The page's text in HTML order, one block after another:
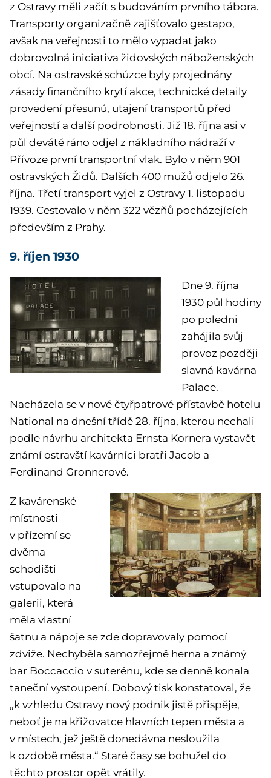
z Ostravy měli začít s budováním prvního tábora.
Transporty organizačně zajišťovalo gestapo,
avšak na veřejnosti to mělo vypadat jako
dobrovolná iniciativa židovských náboženských
obcí. Na ostravské schůzce byly projednány
zásady finančního krytí akce, technické detaily
provedení přesunů, utajení transportů před
veřejností a další podrobnosti. Již 18. října asi v
půl deváté ráno odjel z nákladního nádraží v
Přívoze první transportní vlak. Bylo v něm 901
ostravských Židů. Dalších 400 mužů odjelo 26.
října. Třetí transport vyjel z Ostravy 1. listopadu
1939. Cestovalo v něm 322 vězňů pocházejících
především z Prahy.
9. říjen 1930
Dne 9. října
1930 půl hodiny
po poledni
zahájila svůj
provoz později
slavná kavárna
Palace.
Nacházela se v nové čtyřpatrové přístavbě hotelu
National na dnešní třídě 28. října, kterou nechali
podle návrhu architekta Ernsta Kornera vystavět
známí ostravští kavárníci bratři Jacob a
Ferdinand Gronnerové.
Z kavárenské
místnosti
v přízemí se
dvěma
schodišti
vstupovalo na
galerii, která
měla vlastní
šatnu a nápoje se zde dopravovaly pomocí
zdviže. Nechyběla samozřejmě herna a známý
bar Boccaccio v suterénu, kde se denně konala
taneční vystoupení. Dobový tisk konstatoval, že
„k vzhledu Ostravy nový podnik jistě přispěje,
neboť je na křižovatce hlavních tepen města a
v místech, jež ještě donedávna nesloužila
k ozdobě města.“ Staré časy se bohužel do
těchto prostor opět vrátily.